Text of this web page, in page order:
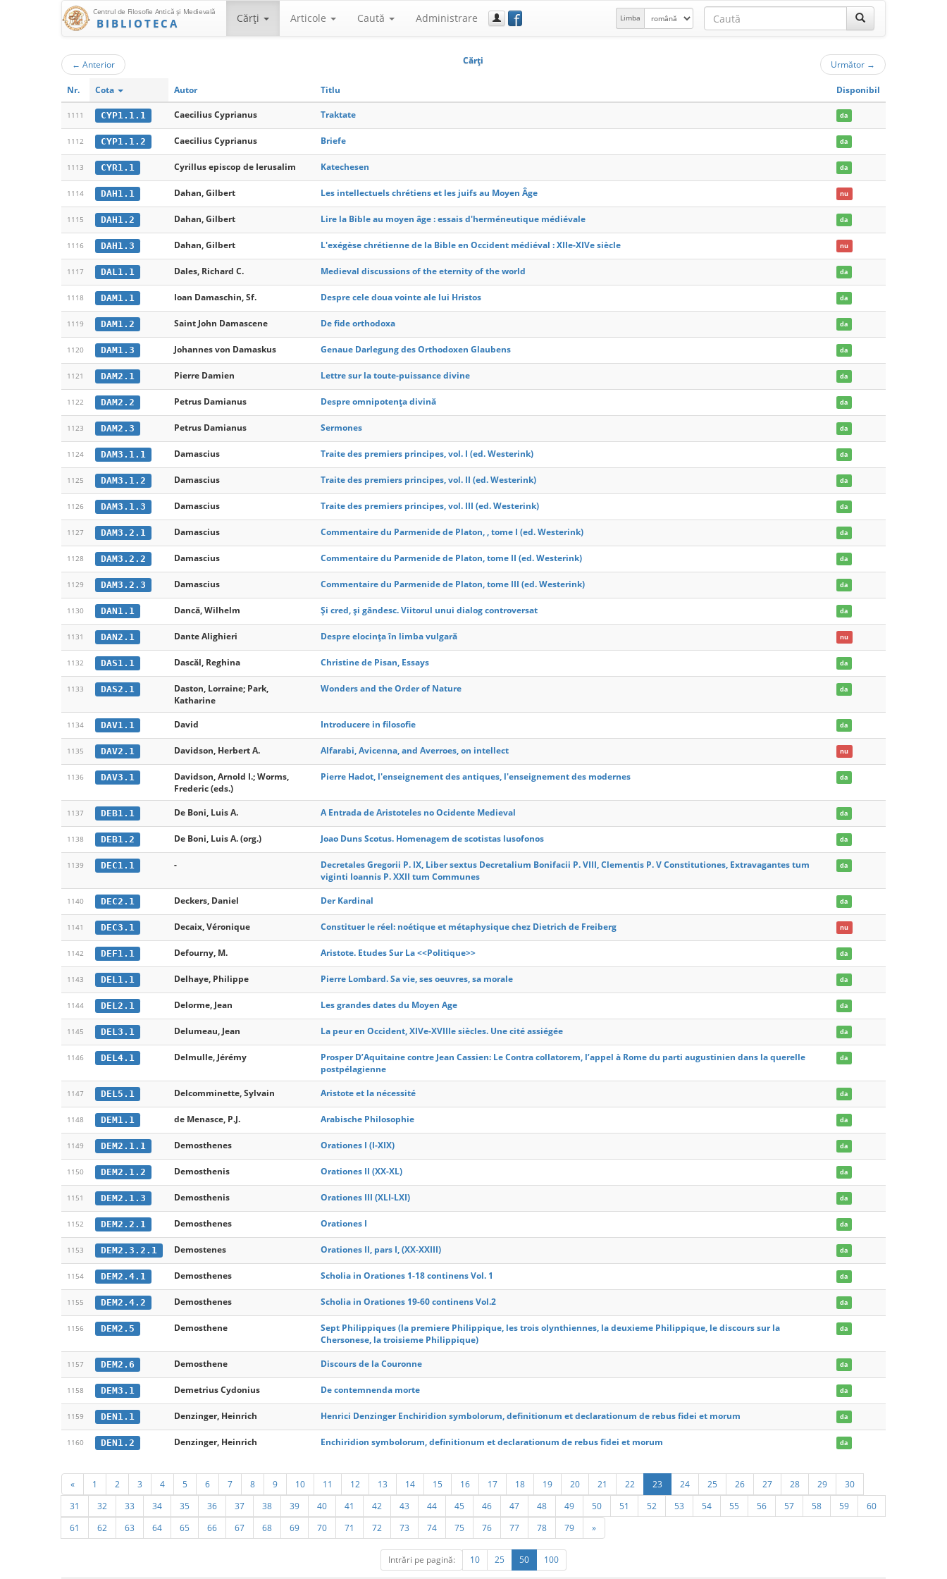
Centrul de Filosofie Antică şi Medievală
BIBLIOTECA Cărţi Articole Caută Administrare f Limba
← Anterior Cărţi Următor →
Nr. Cota Autor Titlu Disponibil
1111 CYP1.1.1 Caecilius Cyprianus Traktate da
1112 CYP1.1.2 Caecilius Cyprianus Briefe da
1113 CYR1.1 Cyrillus episcop de Ierusalim Katechesen da
1114 DAH1.1 Dahan, Gilbert Les intellectuels chrétiens et les juifs au Moyen Âge nu
1115 DAH1.2 Dahan, Gilbert Lire la Bible au moyen âge : essais d'herméneutique médiévale da
1116 DAH1.3 Dahan, Gilbert L'exégèse chrétienne de la Bible en Occident médiéval : XIIe-XIVe siècle nu
1117 DAL1.1 Dales, Richard C. Medieval discussions of the eternity of the world da
1118 DAM1.1 Ioan Damaschin, Sf. Despre cele doua vointe ale lui Hristos da
1119 DAM1.2 Saint John Damascene De fide orthodoxa da
1120 DAM1.3 Johannes von Damaskus Genaue Darlegung des Orthodoxen Glaubens da
1121 DAM2.1 Pierre Damien Lettre sur la toute-puissance divine da
1122 DAM2.2 Petrus Damianus Despre omnipotenţa divină da
1123 DAM2.3 Petrus Damianus Sermones da
1124 DAM3.1.1 Damascius Traite des premiers principes, vol. I (ed. Westerink) da
1125 DAM3.1.2 Damascius Traite des premiers principes, vol. II (ed. Westerink) da
1126 DAM3.1.3 Damascius Traite des premiers principes, vol. III (ed. Westerink) da
1127 DAM3.2.1 Damascius Commentaire du Parmenide de Platon, , tome I (ed. Westerink) da
1128 DAM3.2.2 Damascius Commentaire du Parmenide de Platon, tome II (ed. Westerink) da
1129 DAM3.2.3 Damascius Commentaire du Parmenide de Platon, tome III (ed. Westerink) da
1130 DAN1.1 Dancă, Wilhelm Și cred, și gândesc. Viitorul unui dialog controversat da
1131 DAN2.1 Dante Alighieri Despre elocința în limba vulgară nu
1132 DAS1.1 Dascăl, Reghina Christine de Pisan, Essays da
1133 DAS2.1
Daston, Lorraine; Park,
Katharine
Wonders and the Order of Nature da
1134 DAV1.1 David Introducere in filosofie da
1135 DAV2.1 Davidson, Herbert A. Alfarabi, Avicenna, and Averroes, on intellect nu
1136 DAV3.1
Davidson, Arnold I.; Worms,
Frederic (eds.)
Pierre Hadot, l'enseignement des antiques, l'enseignement des modernes da
1137 DEB1.1 De Boni, Luis A. A Entrada de Aristoteles no Ocidente Medieval da
1138 DEB1.2 De Boni, Luis A. (org.) Joao Duns Scotus. Homenagem de scotistas lusofonos da
1139 DEC1.1 -
Decretales Gregorii P. IX, Liber sextus Decretalium Bonifacii P. VIII, Clementis P. V Constitutiones, Extravagantes tum
viginti Ioannis P. XXII tum Communes
da
1140 DEC2.1 Deckers, Daniel Der Kardinal da
1141 DEC3.1 Decaix, Véronique Constituer le réel: noétique et métaphysique chez Dietrich de Freiberg nu
1142 DEF1.1 Defourny, M. Aristote. Etudes Sur La <<Politique>> da
1143 DEL1.1 Delhaye, Philippe Pierre Lombard. Sa vie, ses oeuvres, sa morale da
1144 DEL2.1 Delorme, Jean Les grandes dates du Moyen Age da
1145 DEL3.1 Delumeau, Jean La peur en Occident, XIVe-XVIIIe siècles. Une cité assiégée da
1146 DEL4.1 Delmulle, Jérémy
Prosper D’Aquitaine contre Jean Cassien: Le Contra collatorem, l’appel à Rome du parti augustinien dans la querelle
postpélagienne
da
1147 DEL5.1 Delcomminette, Sylvain Aristote et la nécessité da
1148 DEM1.1 de Menasce, P.J. Arabische Philosophie da
1149 DEM2.1.1 Demosthenes Orationes I (I-XIX) da
1150 DEM2.1.2 Demosthenis Orationes II (XX-XL) da
1151 DEM2.1.3 Demosthenis Orationes III (XLI-LXI) da
1152 DEM2.2.1 Demosthenes Orationes I da
1153 DEM2.3.2.1 Demostenes Orationes II, pars I, (XX-XXIII) da
1154 DEM2.4.1 Demosthenes Scholia in Orationes 1-18 continens Vol. 1 da
1155 DEM2.4.2 Demosthenes Scholia in Orationes 19-60 continens Vol.2 da
1156 DEM2.5 Demosthene
Sept Philippiques (la premiere Philippique, les trois olynthiennes, la deuxieme Philippique, le discours sur la
Chersonese, la troisieme Philippique)
da
1157 DEM2.6 Demosthene Discours de la Couronne da
1158 DEM3.1 Demetrius Cydonius De contemnenda morte da
1159 DEN1.1 Denzinger, Heinrich Henrici Denzinger Enchiridion symbolorum, definitionum et declarationum de rebus fidei et morum da
1160 DEN1.2 Denzinger, Heinrich Enchiridion symbolorum, definitionum et declarationum de rebus fidei et morum da
« 1 2 3 4 5 6 7 8 9 10 11 12 13 14 15 16 17 18 19 20 21 22 23 24 25 26 27 28 29
30
31
32 33 34 35 36 37 38 39 40 41 42 43 44 45 46 47 48 49 50 51 52 53 54 55 56 57 58 59
60
61
62 63 64 65 66 67 68 69 70 71 72 73 74 75 76 77 78 79 »
Intrări pe pagină: 10 25 50 100